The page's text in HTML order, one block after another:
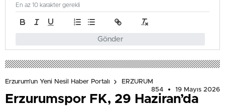
Gönder
En az 10 karakter gerekli
Erzurum'un Yeni Nesil Haber Portalı
ERZURUM
854
19 Mayıs 2026
Erzurumspor FK, 29 Haziran’da